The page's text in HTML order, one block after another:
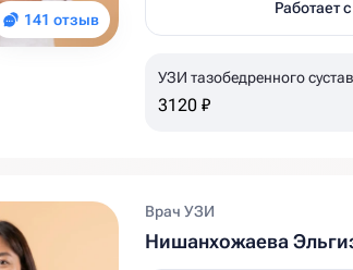
141 отзыв
Работает
УЗИ тазобедренного
3120 ₽
Врач УЗИ
Нишанхожаева